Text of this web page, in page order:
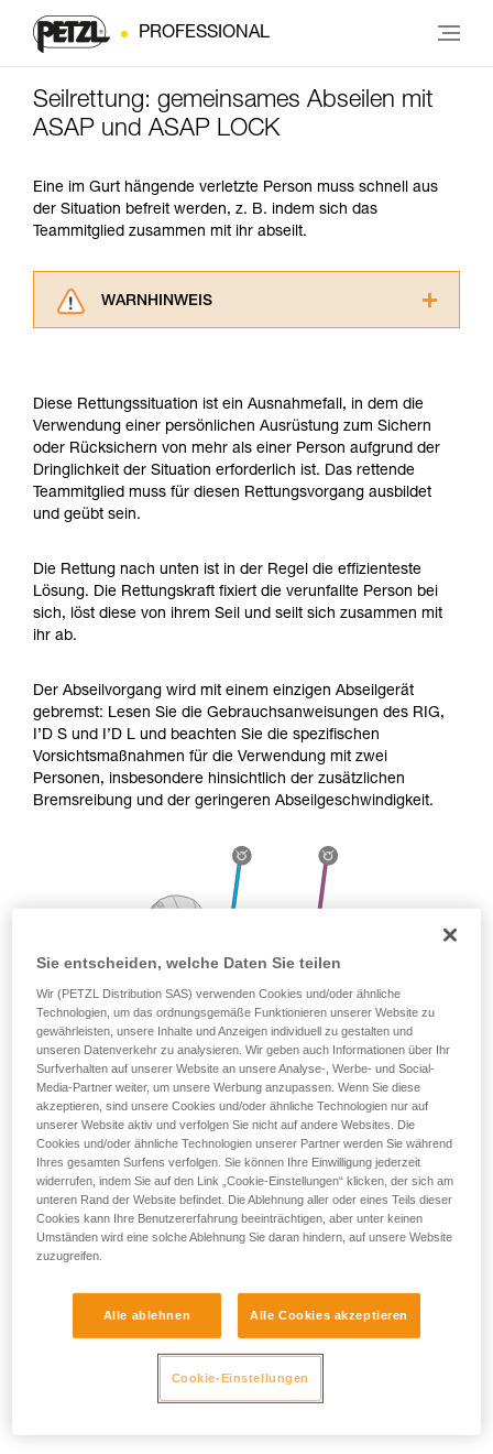
PROFESSIONAL
Seilrettung: gemeinsames Abseilen mit
ASAP und ASAP LOCK
Eine im Gurt hängende verletzte Person muss schnell aus
der Situation befreit werden, z. B. indem sich das
Teammitglied zusammen mit ihr abseilt.
WARNHINWEIS
ziehen. Um diese Zusatzinformationen
verstehen zu können, müssen Sie zuerst die in
der Gebrauchsanweisung enthaltenen
Informationen richtig verstanden haben.
Die Beherrschung dieser Techniken setzt eine
entsprechende Ausbildung und ein spezielles
einem Profi, ob Sie in der Lage sind, den
Vorgang alleine sicher zu wiederholen, bevor
Sie ihn eigenständig durchführen.
beschrieben werden.
Diese Rettungssituation ist ein Ausnahmefall, in dem die
Verwendung einer persönlichen Ausrüstung zum Sichern
oder Rücksichern von mehr als einer Person aufgrund der
Dringlichkeit der Situation erforderlich ist. Das rettende
Teammitglied muss für diesen Rettungsvorgang ausbildet
und geübt sein.
Die Rettung nach unten ist in der Regel die effizienteste
Lösung. Die Rettungskraft fixiert die verunfallte Person bei
sich, löst diese von ihrem Seil und seilt sich zusammen mit
ihr ab.
Der Abseilvorgang wird mit einem einzigen Abseilgerät
gebremst: Lesen Sie die Gebrauchsanweisungen des RIG,
I’D S und I’D L und beachten Sie die spezifischen
Vorsichtsmaßnahmen für die Verwendung mit zwei
Personen, insbesondere hinsichtlich der zusätzlichen
Bremsreibung und der geringeren Abseilgeschwindigkeit.
Sie entscheiden, welche Daten Sie teilen
Wir (PETZL Distribution SAS) verwenden Cookies und/oder ähnliche
Technologien, um das ordnungsgemäße Funktionieren unserer Website zu
gewährleisten, unsere Inhalte und Anzeigen individuell zu gestalten und
unseren Datenverkehr zu analysieren. Wir geben auch Informationen über Ihr
Surfverhalten auf unserer Website an unsere Analyse-, Werbe- und Social-
Media-Partner weiter, um unsere Werbung anzupassen. Wenn Sie diese
akzeptieren, sind unsere Cookies und/oder ähnliche Technologien nur auf
unserer Website aktiv und verfolgen Sie nicht auf andere Websites. Die
Cookies und/oder ähnliche Technologien unserer Partner werden Sie während
Ihres gesamten Surfens verfolgen. Sie können Ihre Einwilligung jederzeit
widerrufen, indem Sie auf den Link „Cookie-Einstellungen“ klicken, der sich am
unteren Rand der Website befindet. Die Ablehnung aller oder eines Teils dieser
Cookies kann Ihre Benutzererfahrung beeinträchtigen, aber unter keinen
Umständen wird eine solche Ablehnung Sie daran hindern, auf unsere Website
zuzugreifen.
Alle ablehnen Alle Cookies akzeptieren
Cookie-Einstellungen